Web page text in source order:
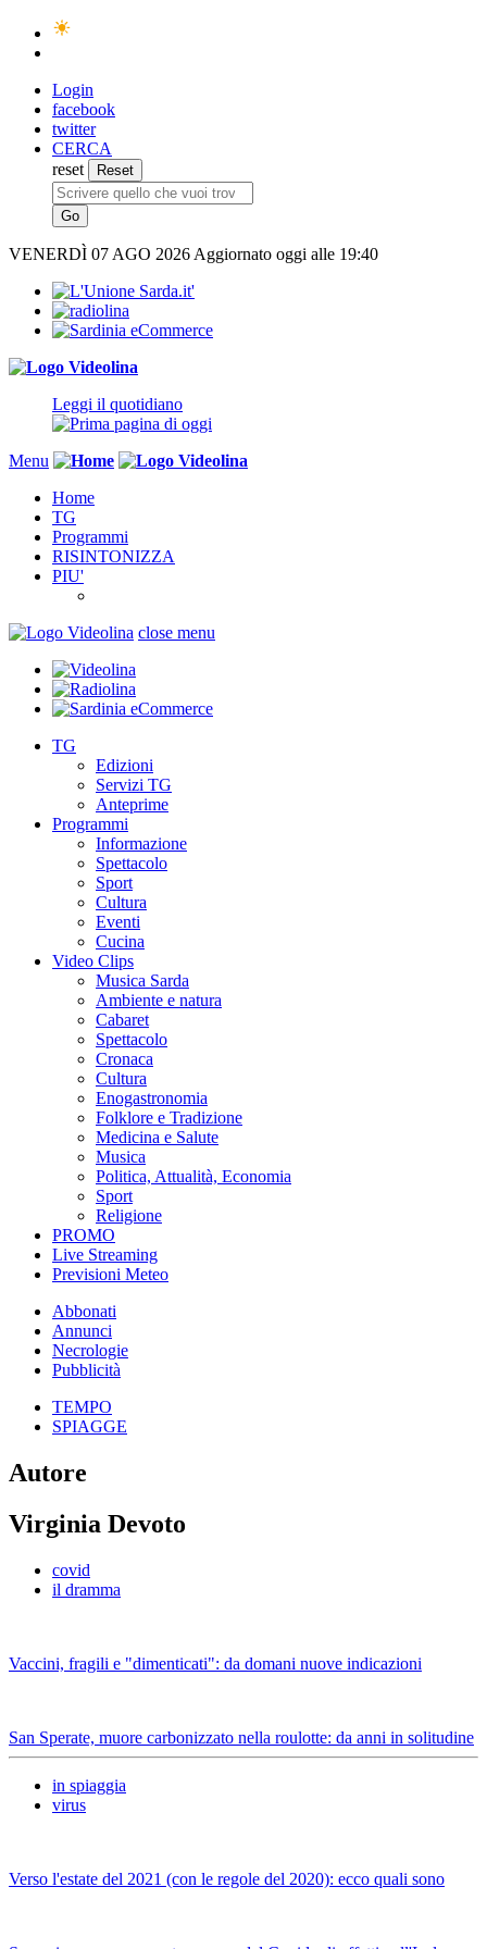
Login
facebook
twitter
CERCA
reset
VENERDÌ 07 AGO 2026 Aggiornato oggi alle 19:40
Leggi il quotidiano
Menu
Home
TG
Programmi
RISINTONIZZA
PIU'
close menu
TG
Edizioni
Servizi TG
Anteprime
Programmi
Informazione
Spettacolo
Sport
Cultura
Eventi
Cucina
Video Clips
Musica Sarda
Ambiente e natura
Cabaret
Spettacolo
Cronaca
Cultura
Enogastronomia
Folklore e Tradizione
Medicina e Salute
Musica
Politica, Attualità, Economia
Sport
Religione
PROMO
Live Streaming
Previsioni Meteo
Abbonati
Annunci
Necrologie
Pubblicità
TEMPO
SPIAGGE
Autore
Virginia Devoto
covid
il dramma
Vaccini, fragili e "dimenticati": da domani nuove indicazioni
San Sperate, muore carbonizzato nella roulotte: da anni in solitudine
in spiaggia
virus
Verso l'estate del 2021 (con le regole del 2020): ecco quali sono